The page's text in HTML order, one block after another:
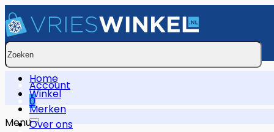
Zoeken
Account
0
Home
Winkel
Merken
Over ons
Menu